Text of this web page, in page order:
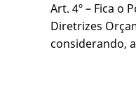
Art. 4º – Fica o
Diretrizes
considerando,